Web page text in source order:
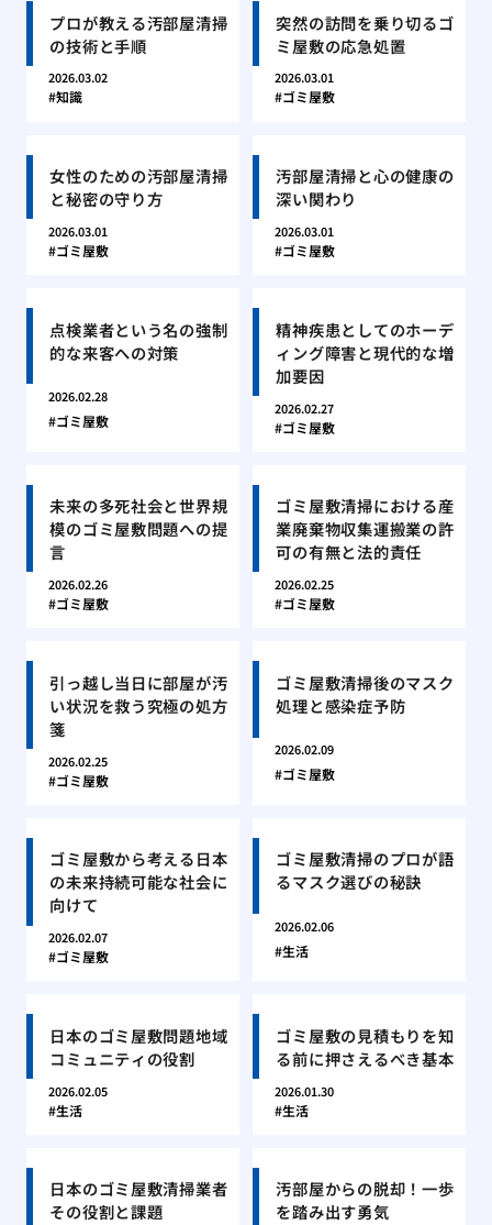
プロが教える汚部屋清掃
の技術と手順
2026.03.02
知識
突然の訪問を乗り切るゴ
ミ屋敷の応急処置
2026.03.01
ゴミ屋敷
女性のための汚部屋清掃
と秘密の守り方
2026.03.01
ゴミ屋敷
汚部屋清掃と心の健康の
深い関わり
2026.03.01
ゴミ屋敷
点検業者という名の強制
的な来客への対策
2026.02.28
ゴミ屋敷
精神疾患としてのホーデ
ィング障害と現代的な増
加要因
2026.02.27
ゴミ屋敷
未来の多死社会と世界規
模のゴミ屋敷問題への提
言
2026.02.26
ゴミ屋敷
ゴミ屋敷清掃における産
業廃棄物収集運搬業の許
可の有無と法的責任
2026.02.25
ゴミ屋敷
引っ越し当日に部屋が汚
い状況を救う究極の処方
箋
2026.02.25
ゴミ屋敷
ゴミ屋敷清掃後のマスク
処理と感染症予防
2026.02.09
ゴミ屋敷
ゴミ屋敷から考える日本
の未来持続可能な社会に
向けて
2026.02.07
ゴミ屋敷
ゴミ屋敷清掃のプロが語
るマスク選びの秘訣
2026.02.06
生活
日本のゴミ屋敷問題地域
コミュニティの役割
2026.02.05
生活
ゴミ屋敷の見積もりを知
る前に押さえるべき基本
2026.01.30
生活
日本のゴミ屋敷清掃業者
その役割と課題
汚部屋からの脱却！一歩
を踏み出す勇気